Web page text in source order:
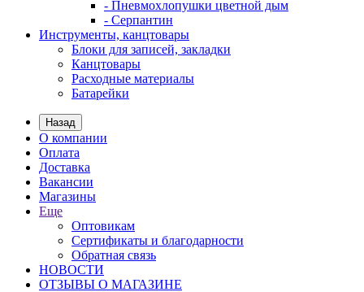
- Пневмохлопушки цветной дым
- Серпантин
Инструменты, канцтовары
Блоки для записей, закладки
Канцтовары
Расходные материалы
Батарейки
Назад
О компании
Оплата
Доставка
Вакансии
Магазины
Еще
Оптовикам
Сертификаты и благодарности
Обратная связь
НОВОСТИ
ОТЗЫВЫ О МАГАЗИНЕ